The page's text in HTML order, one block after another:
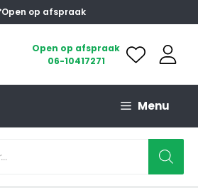
Open op afspraak
Open op afspraak
06-10417271
Menu